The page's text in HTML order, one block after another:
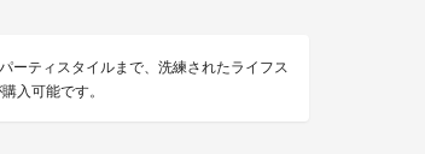
ーティスタイルまで、洗練されたライフス
入可能です。